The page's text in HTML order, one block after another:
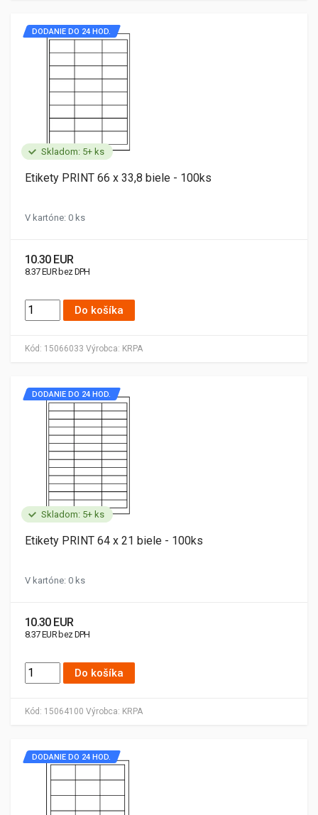
Skladom: 5+ ks
Kód: 15066033 Výrobca: KRPA
DODANIE DO 24 HOD.
Etikety PRINT 66 x 33,8 biele - 100ks
V kartóne: 0 ks
10.30 EUR
8.37 EUR bez DPH
Do košíka
Skladom: 5+ ks
Kód: 15064100 Výrobca: KRPA
DODANIE DO 24 HOD.
Etikety PRINT 64 x 21 biele - 100ks
V kartóne: 0 ks
10.30 EUR
8.37 EUR bez DPH
Do košíka
DODANIE DO 24 HOD.